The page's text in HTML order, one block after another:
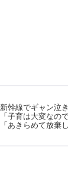
新幹線でギャン泣
「子育は大変なの
「あきらめて放棄